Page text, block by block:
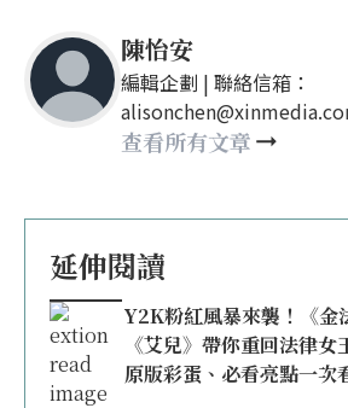
陳怡安
編輯企劃 | 聯絡信箱：
查看所有文章
延伸閱讀
Y2K粉紅風暴來襲！《金
《艾兒》帶你重回法律
原版彩蛋、必看亮點一次